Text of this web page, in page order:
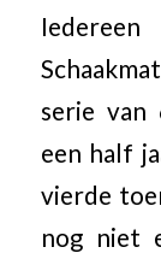
serie van
een half
vierde
nog niet